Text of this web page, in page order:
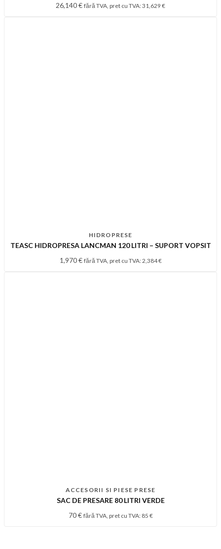
26,140€ fără TVA, pret cu TVA: 31,629 €
HIDROPRESE
TEASC HIDROPRESA LANCMAN 120 LITRI – SUPORT VOPSIT
1,970€ fără TVA, pret cu TVA: 2,384€
ACCESORII SI PIESE PRESE
SAC DE PRESARE 80 LITRI VERDE
70€ fără TVA, pret cu TVA: 85 €